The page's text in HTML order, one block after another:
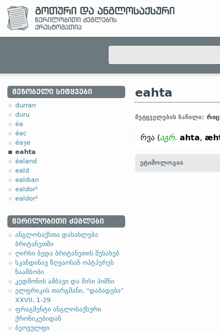
ᲛᲔᲖᲝᲑᲔᲚᲘ ᲡᲘᲢᲧᲕᲔᲑᲘ
durran
duru
éa
éac
éaȝe
eahta
éaland
eald
ealdian
ealdor¹
ealdor²
ᲬᲔᲠᲘᲚᲝᲑᲘᲗᲘ ᲫᲔᲒᲚᲔᲑᲘ
ანგლოსაქსთა დასახლება
ბრიტანეთში
ღირსი ბედა ბრიტანეთის შესახებ
სკანდინავ ზღვაოსან ოჰტჰერეს
ნაამბობი
კედმონის ამბავი და მისი ჰიმნი
ელფრიკის თარგმანი, "დაბადება"
XXVII, 1-29
ფრაგმენტი ანგლოსაქსური
ქრონიკებიდან
ბეოვულფი
eahta
მეტყველების ნაწილი:
რვა (აგრ. ahta,
ეტიმოლოგია